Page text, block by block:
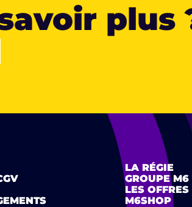
plus
LA RÉGIE
GROUPE M6
LES
M6SHOP